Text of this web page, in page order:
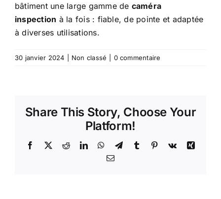
bâtiment une large gamme de caméra
inspection à la fois : fiable, de pointe et adaptée
à diverses utilisations.
30 janvier 2024 Non classé 0 commentaire
Share This Story, Choose Your
Platform!
Facebook
X RedditLinkedInWhatsApp
TelegramTumblr Pinterest
Vk
Xing
Email